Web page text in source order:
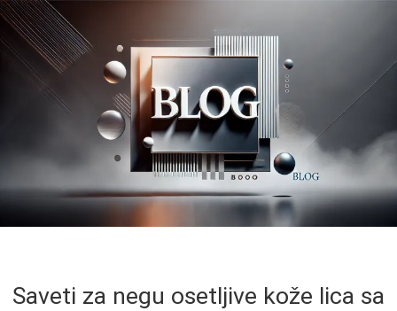
Saveti za negu osetljive kože lica sa